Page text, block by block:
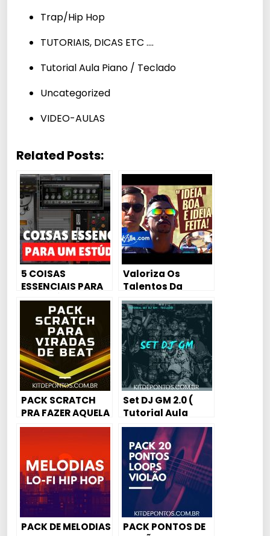
Trap/Hip Hop
TUTORIAIS, DICAS ETC ….
Tutorial Aula Piano / Teclado
Uncategorized
VIDEO-AULAS
Related Posts:
5 COISAS
ESSENCIAIS PARA
UM ESTÚDIO
Valoriza Os
Talentos Da
Quebrada –
Lições De Vida
com Lindão e
Caneta
PACK SCRATCH
PRA FAZER AQUELA
VIRADA MAROTA
Set DJ GM 2.0 (
Tutorial Aula
Piano / Karaokê)
PACK DE MELODIAS
PACK PONTOS DE